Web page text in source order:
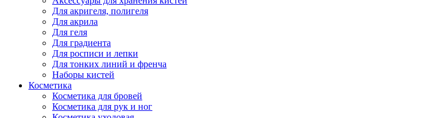
Для акригеля, полигеля
Для акрила
Для геля
Для градиента
Для росписи и лепки
Для тонких линий и френча
Наборы кистей
Косметика
Косметика для бровей
Косметика для рук и ног